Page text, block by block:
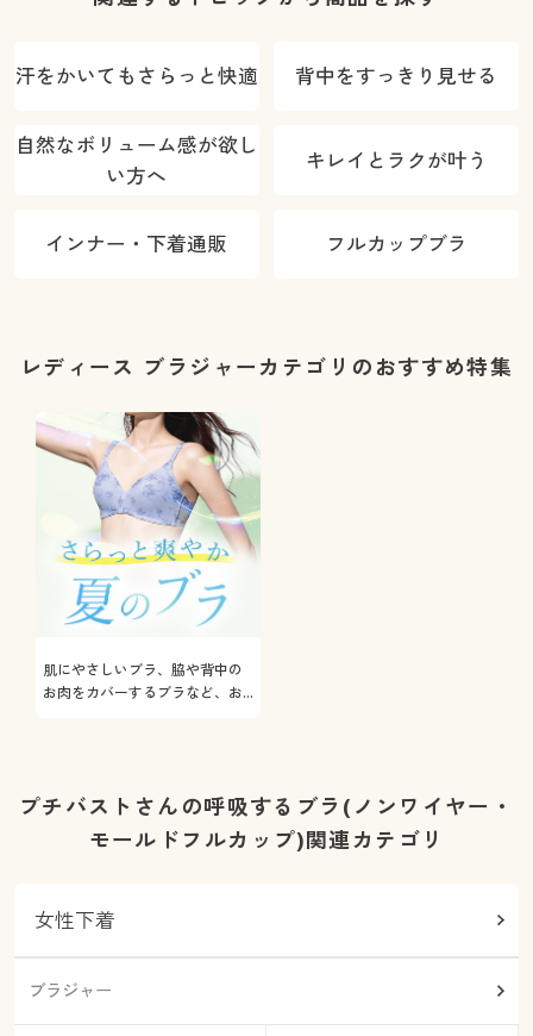
汗をかいてもさらっと快適 背中をすっきり見せる
自然なボリューム感が欲し
い方へ
キレイとラクが叶う
インナー・下着通販 フルカップブラ
レディース ブラジャーカテゴリのおすすめ特集
肌にやさしいブラ、脇や背中の
お肉をカバーするブラなど、お
プチバストさんの呼吸するブラ(ノンワイヤー・
モールドフルカップ)関連カテゴリ
女性下着
ブラジャー